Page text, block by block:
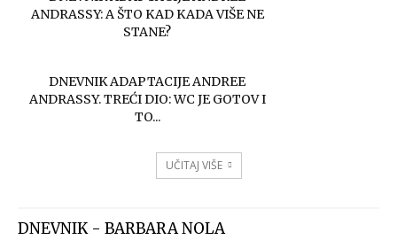
ANDRASSY: A ŠTO KAD KADA VIŠE NE
STANE?
DNEVNIK ADAPTACIJE ANDREE
ANDRASSY. TREĆI DIO: WC JE GOTOV I
TO...
UČITAJ VIŠE
DNEVNIK - BARBARA NOLA